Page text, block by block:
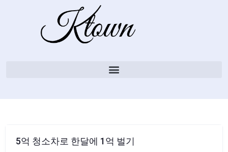
5억 청소차로 한달에 1억 벌기